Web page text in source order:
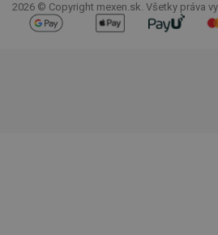
2026 © Copyright mexen.sk. Všetky práva